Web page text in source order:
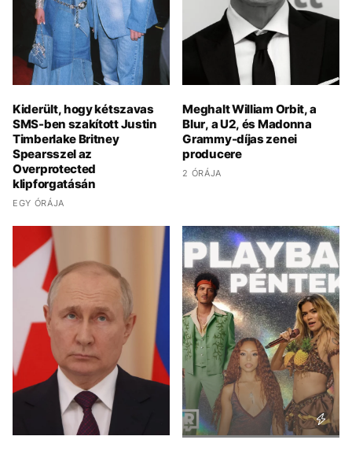
Kiderült, hogy kétszavas
SMS-ben szakított Justin
Timberlake Britney
Spearsszel az
Overprotected
klipforgatásán
EGY ÓRÁJA
Meghalt William Orbit, a
Blur, a U2, és Madonna
Grammy-díjas zenei
producere
2 ÓRÁJA